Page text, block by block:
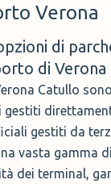
Verona
di
di Verona
Catullo
gestiti
gestiti da
vasta gamma
dei terminal,